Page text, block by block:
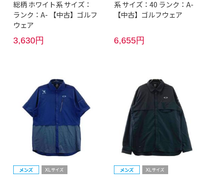
総柄 ホワイト系 サイズ：
ランク：A- 【中古】ゴルフ
ウェア
3,630円
系 サイズ：40 ランク：A-
【中古】ゴルフウェア
6,655円